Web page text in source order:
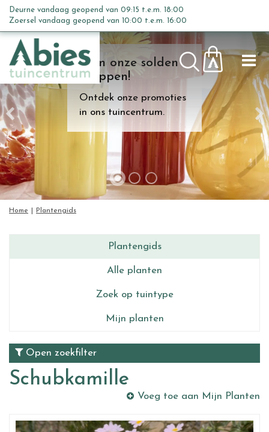
n
c
o
n
t
e
n
t
Kom onze solden
shoppen!
Ontdek onze promoties
in ons tuincentrum.
Home Plantengids
Deurne vandaag geopend van 09:15 t.e.m. 18:00
Zoersel vandaag geopend van 10:00 t.e.m. 16:00
Plantengids
Alle planten
Zoek op tuintype
Mijn planten
Open zoekfilter
Schubkamille
Voeg toe aan Mijn Planten